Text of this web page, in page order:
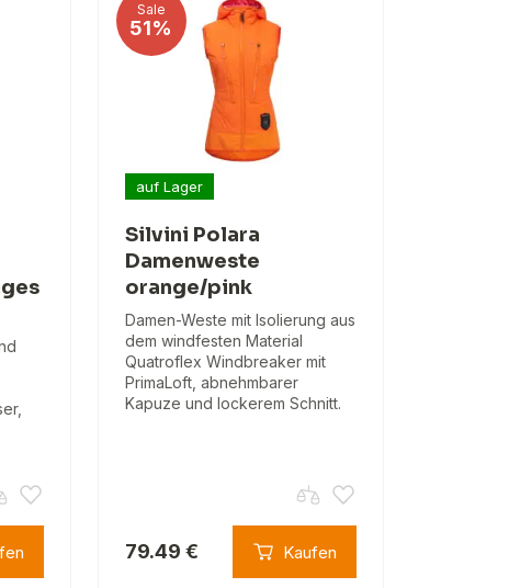
Sale
51%
auf Lager
Silvini Polara
Damenweste
orange/pink
Damen-Weste mit Isolierung aus
dem windfesten Material
Quatroflex Windbreaker mit
PrimaLoft, abnehmbarer
Kapuze und lockerem Schnitt.
79.49 € Kaufen